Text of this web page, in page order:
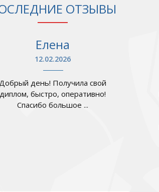
ОТЗЫВЫ
Елена
12.02.2026
день! Получила свой
диплом, быстро, оперативно!
Спасибо большое ...